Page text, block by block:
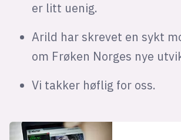
er litt uenig.
Arild har skrevet en sykt
om Frøken Norges nye
Vi takker høflig for oss.